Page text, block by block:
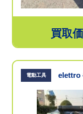
買取
電動工具 elettro